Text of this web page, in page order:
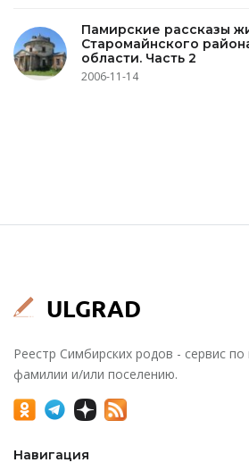
Памирские рассказы
Старомайнского
области. Часть 2
2006-11-14
Реестр Симбирских родов - сервис
фамилии и/или поселению.
Навигация